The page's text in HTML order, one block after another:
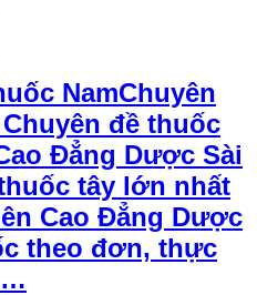
Chuyên
đề thuốc
Đẳng Dược Sài
tây lớn nhất
Cao Đẳng Dược
theo đơn, thực
…